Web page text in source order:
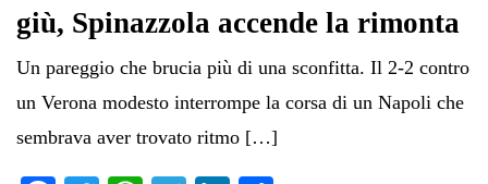
giù, Spinazzola accende la rimonta
Un pareggio che brucia più di una sconfitta. Il 2-2 contro
un Verona modesto interrompe la corsa di un Napoli che
sembrava aver trovato ritmo […]